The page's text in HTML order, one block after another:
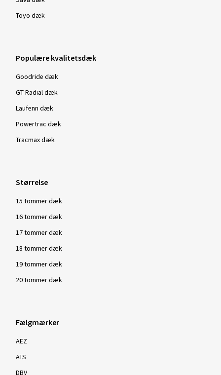
Toyo dæk
Populære kvalitetsdæk
Goodride dæk
GT Radial dæk
Laufenn dæk
Powertrac dæk
Tracmax dæk
Størrelse
15 tommer dæk
16 tommer dæk
17 tommer dæk
18 tommer dæk
19 tommer dæk
20 tommer dæk
Fælgmærker
AEZ
ATS